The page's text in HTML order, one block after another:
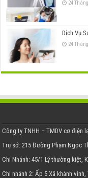
24
Dịch Vụ
24
Công ty TNHH – TMDV cơ điện
Trụ sở: 215 Đường Phạm Ngọc
Chi Nhánh: 45/1 Lý thường kiệt,
Chi nhánh 2: Ấp 5 Xã khánh vinh,